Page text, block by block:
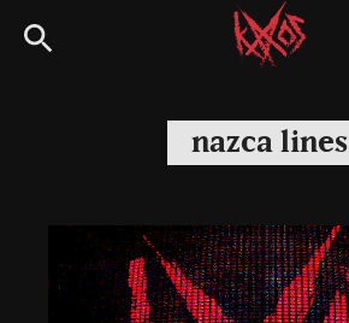
Siirry
suoraan
Kaaoszine
nazca lines